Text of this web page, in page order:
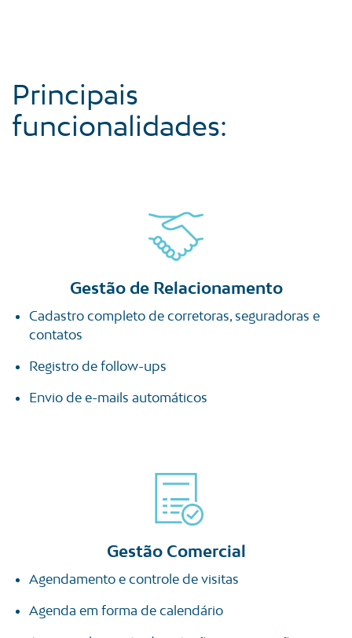
Principais
funcionalidades:
Gestão de Relacionamento
Cadastro completo de corretoras, seguradoras e
contatos
Registro de follow-ups
Envio de e-mails automáticos
Gestão Comercial
Agendamento e controle de visitas
Agenda em forma de calendário